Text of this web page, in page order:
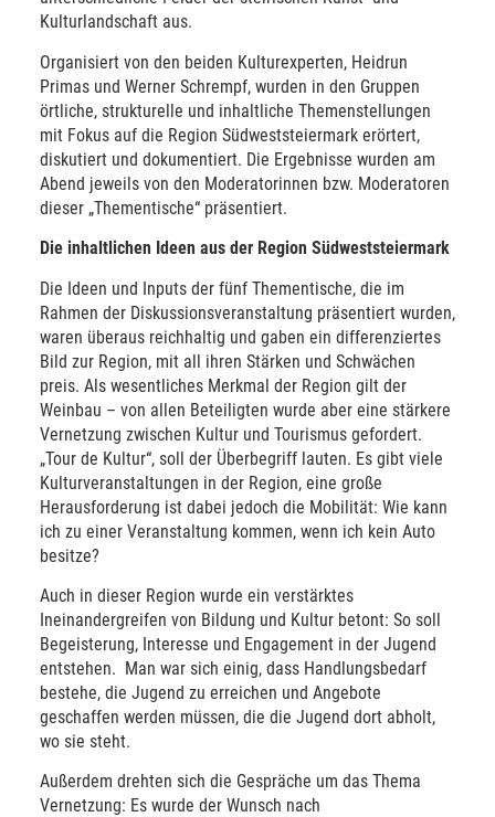
Kulturlandschaft aus.
Organisiert von den beiden Kulturexperten, Heidrun
Primas und Werner Schrempf, wurden in den Gruppen
örtliche, strukturelle und inhaltliche Themenstellungen
mit Fokus auf die Region Südweststeiermark erörtert,
diskutiert und dokumentiert. Die Ergebnisse wurden am
Abend jeweils von den Moderatorinnen bzw. Moderatoren
dieser „Thementische“ präsentiert.
Die inhaltlichen Ideen aus der Region Südweststeiermark
Die Ideen und Inputs der fünf Thementische, die im
Rahmen der Diskussionsveranstaltung präsentiert wurden,
waren überaus reichhaltig und gaben ein differenziertes
Bild zur Region, mit all ihren Stärken und Schwächen
preis. Als wesentliches Merkmal der Region gilt der
Weinbau – von allen Beteiligten wurde aber eine stärkere
Vernetzung zwischen Kultur und Tourismus gefordert.
„Tour de Kultur“, soll der Überbegriff lauten. Es gibt viele
Kulturveranstaltungen in der Region, eine große
Herausforderung ist dabei jedoch die Mobilität: Wie kann
ich zu einer Veranstaltung kommen, wenn ich kein Auto
besitze?
Auch in dieser Region wurde ein verstärktes
Ineinandergreifen von Bildung und Kultur betont: So soll
Begeisterung, Interesse und Engagement in der Jugend
entstehen. Man war sich einig, dass Handlungsbedarf
bestehe, die Jugend zu erreichen und Angebote
geschaffen werden müssen, die die Jugend dort abholt,
wo sie steht.
Außerdem drehten sich die Gespräche um das Thema
Vernetzung: Es wurde der Wunsch nach